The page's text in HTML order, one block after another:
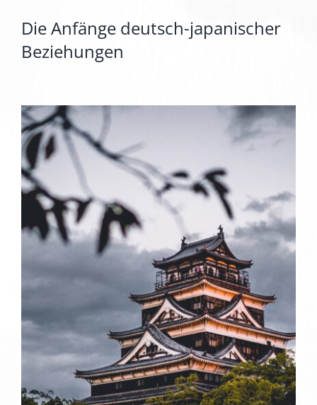
Die Anfänge deutsch-japanischer
Beziehungen